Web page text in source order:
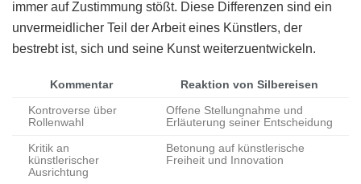
immer auf Zustimmung stößt. Diese Differenzen sind ein
unvermeidlicher Teil der Arbeit eines Künstlers, der
bestrebt ist, sich und seine Kunst weiterzuentwickeln.
Kommentar Reaktion von Silbereisen
Kontroverse über
Rollenwahl
Offene Stellungnahme und
Erläuterung seiner Entscheidung
Kritik an
künstlerischer
Ausrichtung
Betonung auf künstlerische
Freiheit und Innovation